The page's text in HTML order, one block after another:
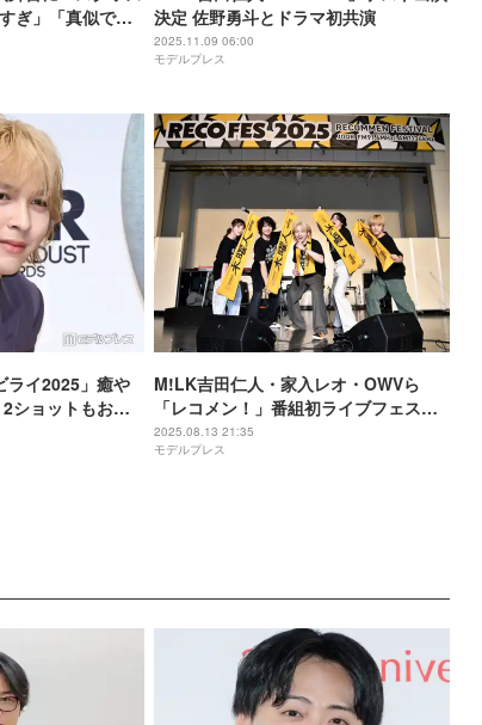
ぎ」「真似でき
響
決定 佐野勇斗とドラマ初共演
2025.11.09 06:00
モデルプレス
ライ2025」癒や
ショットもおね
いしたくて」
M!LK吉田仁人・家入レオ・OWVら
「レコメン！」番組初ライブフェスイ
ベントに集結 スペシャルコラボも
2025.08.13 21:35
モデルプレス